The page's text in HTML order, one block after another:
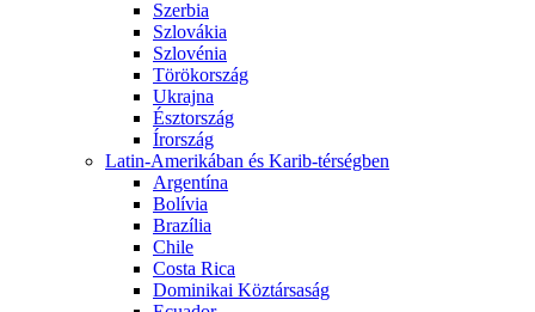
Szerbia
Szlovákia
Szlovénia
Törökország
Ukrajna
Észtország
Írország
Latin-Amerikában és Karib-térségben
Argentína
Bolívia
Brazília
Chile
Costa Rica
Dominikai Köztársaság